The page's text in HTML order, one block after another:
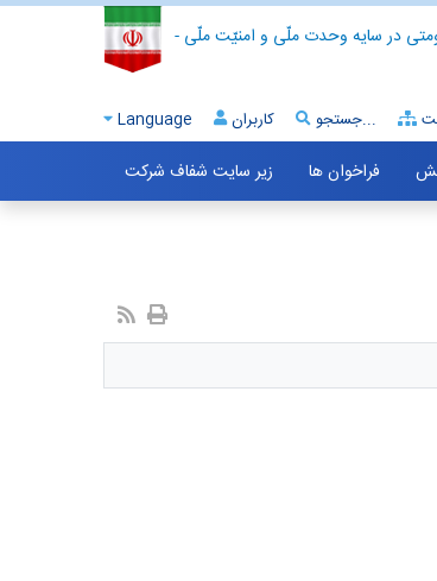
در سایه وحدت ملّی و امنیّت ملّی -
Language کاربران جستجو...
فراخوان ها
زیر سایت شفاف شرکت